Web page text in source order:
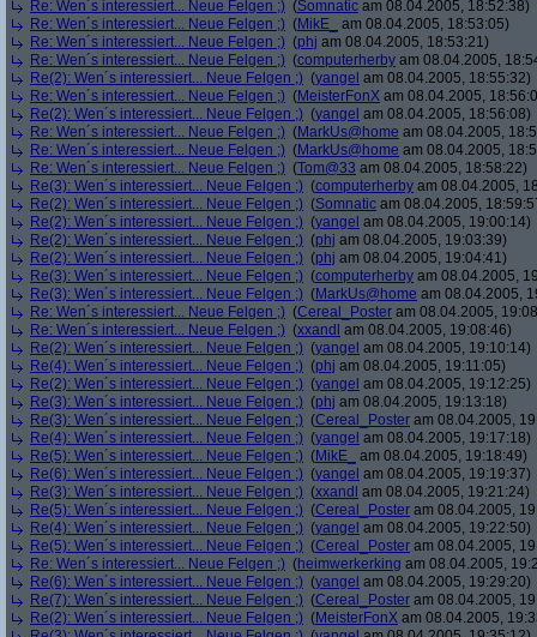
Re: Wen´s interessiert... Neue Felgen ;) (Somnatic am 08.04.2005, 18:52:38)
Re: Wen´s interessiert... Neue Felgen ;) (MikE_
am 08.04.2005, 18:53:05)
Re: Wen´s interessiert... Neue Felgen ;) (phj am 08.04.2005, 18:53:21)
Re: Wen´s interessiert... Neue Felgen ;) (computerherby am 08.04.2005,
Re(2): Wen´s interessiert... Neue Felgen ;) (yangel am 08.04.2005, 18:55:32)
Re: Wen´s interessiert... Neue Felgen ;) (MeisterFonX am 08.04.2005,
Re(2): Wen´s interessiert... Neue Felgen ;) (yangel am 08.04.2005, 18:56:08)
Re: Wen´s interessiert... Neue Felgen ;) (MarkUs@home am 08.04.2005,
Re: Wen´s interessiert... Neue Felgen ;) (MarkUs@home am 08.04.2005,
Re: Wen´s interessiert... Neue Felgen ;) (Tom@33 am 08.04.2005, 18:58:22)
Re(3): Wen´s interessiert... Neue Felgen ;) (computerherby am 08.04.2005,
Re(2): Wen´s interessiert... Neue Felgen ;) (Somnatic am 08.04.2005,
Re(2): Wen´s interessiert... Neue Felgen ;) (yangel am 08.04.2005, 19:00:14)
Re(2): Wen´s interessiert... Neue Felgen ;) (phj am 08.04.2005, 19:03:39)
Re(2): Wen´s interessiert... Neue Felgen ;) (phj am 08.04.2005, 19:04:41)
Re(3): Wen´s interessiert... Neue Felgen ;) (computerherby am 08.04.2005,
Re(3): Wen´s interessiert... Neue Felgen ;) (MarkUs@home am 08.04.2005,
Re: Wen´s interessiert... Neue Felgen ;) (Cereal_Poster am 08.04.2005,
Re: Wen´s interessiert... Neue Felgen ;) (xxandl am 08.04.2005, 19:08:46)
Re(2): Wen´s interessiert... Neue Felgen ;) (yangel am 08.04.2005, 19:10:14)
Re(4): Wen´s interessiert... Neue Felgen ;) (phj am 08.04.2005, 19:11:05)
Re(2): Wen´s interessiert... Neue Felgen ;) (yangel am 08.04.2005, 19:12:25)
Re(3): Wen´s interessiert... Neue Felgen ;) (phj am 08.04.2005, 19:13:18)
Re(3): Wen´s interessiert... Neue Felgen ;) (Cereal_Poster am 08.04.2005,
Re(4): Wen´s interessiert... Neue Felgen ;) (yangel am 08.04.2005, 19:17:18)
Re(5): Wen´s interessiert... Neue Felgen ;) (MikE_
am 08.04.2005, 19:18:49)
Re(6): Wen´s interessiert... Neue Felgen ;) (yangel am 08.04.2005, 19:19:37)
Re(3): Wen´s interessiert... Neue Felgen ;) (xxandl am 08.04.2005, 19:21:24)
Re(5): Wen´s interessiert... Neue Felgen ;) (Cereal_Poster am 08.04.2005,
Re(4): Wen´s interessiert... Neue Felgen ;) (yangel am 08.04.2005, 19:22:50)
Re(5): Wen´s interessiert... Neue Felgen ;) (Cereal_Poster am 08.04.2005,
Re: Wen´s interessiert... Neue Felgen ;) (heimwerkerking am 08.04.2005,
Re(6): Wen´s interessiert... Neue Felgen ;) (yangel am 08.04.2005, 19:29:20)
Re(7): Wen´s interessiert... Neue Felgen ;) (Cereal_Poster am 08.04.2005,
Re(2): Wen´s interessiert... Neue Felgen ;) (MeisterFonX am 08.04.2005,